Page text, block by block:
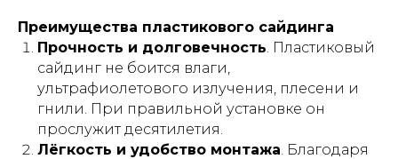
Преимущества пластикового сайдинга
Прочность и долговечность. Пластиковый
сайдинг не боится влаги,
ультрафиолетового излучения, плесени и
гнили. При правильной установке он
прослужит десятилетия.
Лёгкость и удобство монтажа. Благодаря